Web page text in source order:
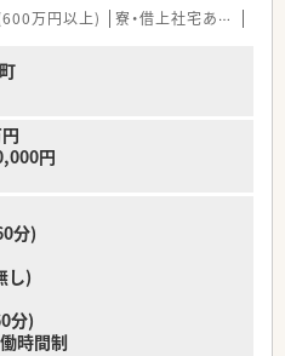
万円以上) 寮・借上社宅あり
円
分)
し)
分)
時間制